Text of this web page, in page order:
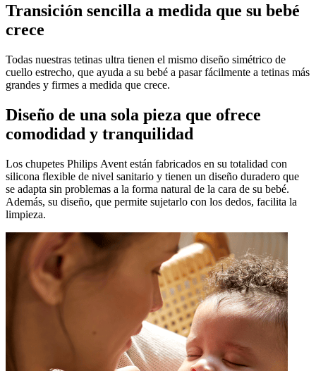
Transición sencilla a medida que su bebé
crece
Todas nuestras tetinas ultra tienen el mismo diseño simétrico de
cuello estrecho, que ayuda a su bebé a pasar fácilmente a tetinas más
grandes y firmes a medida que crece.
Diseño de una sola pieza que ofrece
comodidad y tranquilidad
Los chupetes Philips Avent están fabricados en su totalidad con
silicona flexible de nivel sanitario y tienen un diseño duradero que
se adapta sin problemas a la forma natural de la cara de su bebé.
Además, su diseño, que permite sujetarlo con los dedos, facilita la
limpieza.